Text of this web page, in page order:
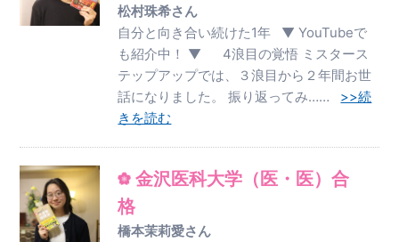
松村珠希さん
自分と向き合い続けた1年 ▼ YouTubeで
も紹介中！ ▼ 4浪目の覚悟 ミスタース
テップアップでは、３浪目から２年間お世
話になりました。 振り返ってみ…… >>続
きを読む
金沢医科大学（医・医）合
格
橋本茉莉愛さん